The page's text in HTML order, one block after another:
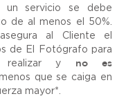
un servicio se debe
de al menos el 50%.
al Cliente el
de El Fotógrafo para
realizar y no es
que se caiga en
mayor*.